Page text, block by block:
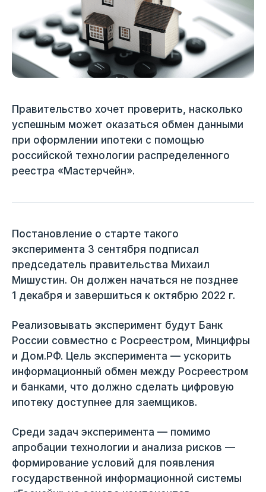
Правительство хочет проверить, насколько
успешным может оказаться обмен данными
при оформлении ипотеки с помощью
российской технологии распределенного
реестра «Мастерчейн».
Постановление о старте такого
эксперимента 3 сентября подписал
председатель правительства Михаил
Мишустин. Он должен начаться не позднее
1 декабря и завершиться к октябрю 2022 г.
Реализовывать эксперимент будут Банк
России совместно с Росреестром, Минцифры
и Дом.РФ. Цель эксперимента — ускорить
информационный обмен между Росреестром
и банками, что должно сделать цифровую
ипотеку доступнее для заемщиков.
Среди задач эксперимента — помимо
апробации технологии и анализа рисков —
формирование условий для появления
государственной информационной системы